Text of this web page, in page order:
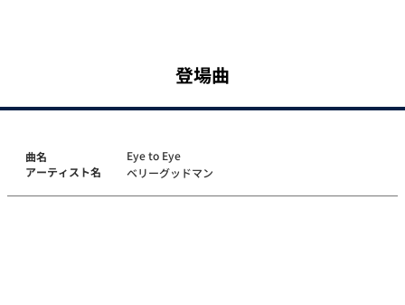
登場曲
曲名
アーティスト名
Eye to Eye
ベリーグッドマン